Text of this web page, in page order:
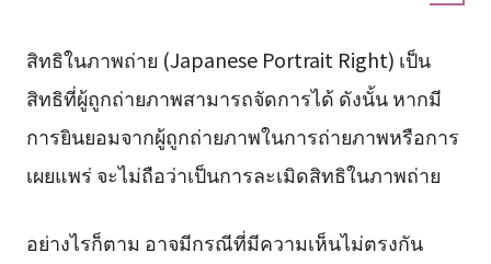
สิทธิในภาพถ่าย (Japanese Portrait Right) เป็น
สิทธิที่ผู้ถูกถ่ายภาพสามารถจัดการได้ ดังนั้น หากมี
การยินยอมจากผู้ถูกถ่ายภาพในการถ่ายภาพหรือการ
เผยแพร่ จะไม่ถือว่าเป็นการละเมิดสิทธิในภาพถ่าย
อย่างไรก็ตาม อาจมีกรณีที่มีความเห็นไม่ตรงกัน